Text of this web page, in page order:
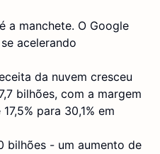
a manchete. O Google
acelerando
da nuvem cresceu
bilhões, com a margem
para 30,1% em
bilhões - um aumento de